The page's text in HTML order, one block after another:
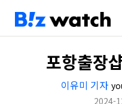
포항출장
이유미 기자
2024-